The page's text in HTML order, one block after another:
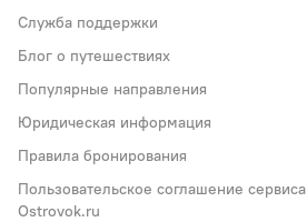
Служба поддержки
Блог о путешествиях
Популярные направления
Юридическая информация
Правила бронирования
Пользовательское соглашение сервиса
Ostrovok.ru